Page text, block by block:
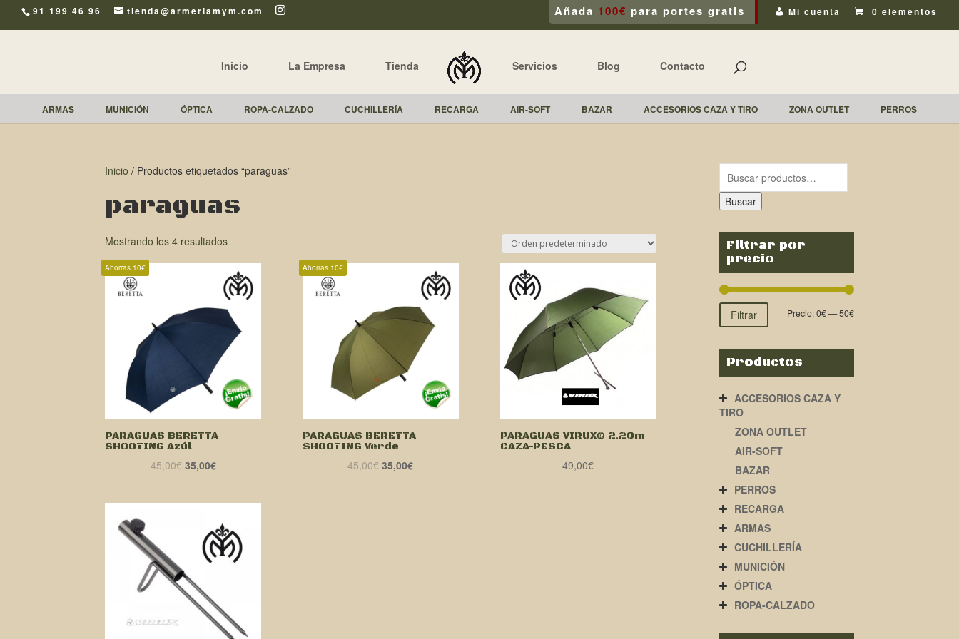
91 199 46 96 tienda@armeriamym.com Añada 100€ para portes gratis Mi cuenta 0 elementos
Inicio La Empresa Tienda Servicios Blog Contacto
ARMAS MUNICIÓN ÓPTICA ROPA-CALZADO CUCHILLERÍA RECARGA AIR-SOFT BAZAR ACCESORIOS CAZA Y TIRO ZONA OUTLET PERROS
Inicio / Productos etiquetados “paraguas”
paraguas
Mostrando los 4 resultados
Ahorras 10€
PARAGUAS BERETTA
SHOOTING Azúl
45,00€ El
45,00€.
35,00€El
35,00€.
Ahorras 10€
PARAGUAS BERETTA
SHOOTING Verde
45,00€El
35,00€El
PARAGUAS VIRUX® 2.20m
CAZA-PESCA
49,00€
Buscar
Filtrar por
precio
Filtrar Precio:0€—50€
Productos
ACCESORIOS CAZA Y
TIRO
ZONA OUTLET
AIR-SOFT
BAZAR
PERROS
RECARGA
ARMAS
CUCHILLERÍA
MUNICIÓN
ÓPTICA
ROPA-CALZADO